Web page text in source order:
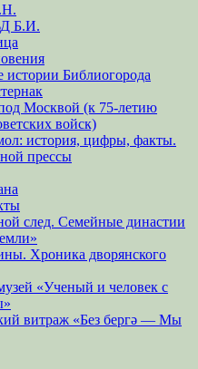
Б.И.
истории Библиогорода
Москвой (к 75-летию
войск)
история, цифры, факты.
прессы
след. Семейные династии
Хроника дворянского
«Ученый и человек с
витраж «Без бергə — Мы